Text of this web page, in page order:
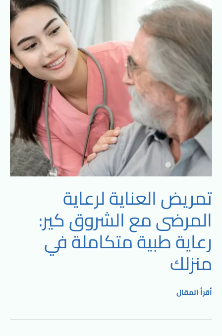
تمريض العناية لرعاية
المرضى مع الشروق كير:
رعاية طبية متكاملة في
منزلك
لرعاية
المرضى
مع
الشروق
كير:
رعاية
طبية
متكاملة
في
منزلك
أقرأ المقال